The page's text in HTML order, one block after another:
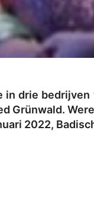
in drie bedrijven
Grünwald.
2022,